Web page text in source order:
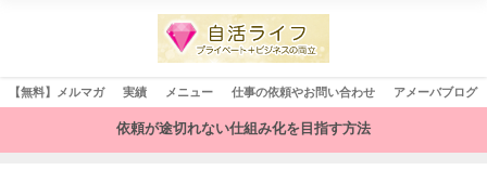
【無料】メルマガ 実績 メニュー 仕事の依頼やお問い合わせ アメーバブログ
依頼が途切れない仕組み化を目指す方法